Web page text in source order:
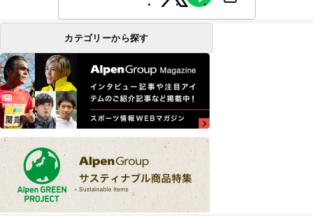
カテゴリーから探す